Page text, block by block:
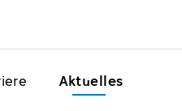
Aktuelles